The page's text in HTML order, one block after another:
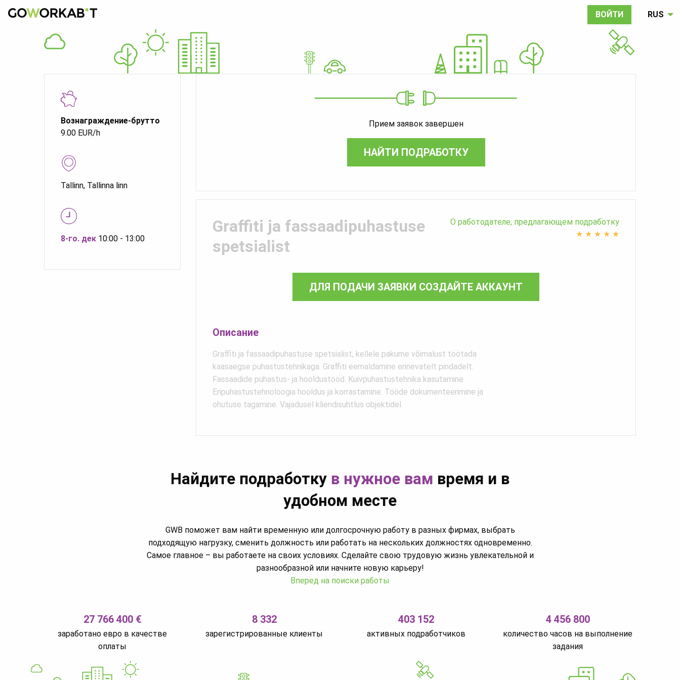
ВОЙТИ RUS
Вознаграждение-брутто
9.00 EUR/h
Tallinn, Tallinna linn
8-го. дек 10:00 - 13:00
Прием заявок завершен
НАЙТИ ПОДРАБОТКУ
Graffiti ja fassaadipuhastuse
spetsialist
О работодателе, предлагающем подработку
★ ★ ★ ★ ★
ДЛЯ ПОДАЧИ ЗАЯВКИ СОЗДАЙТЕ АККАУНТ
Описание
Graffiti ja fassaadipuhastuse spetsialist, kellele pakume võimalust töötada
kaasaegse puhastustehnikaga. Graffiti eemaldamine erinevatelt pindadelt.
Fassaadide puhastus- ja hooldustööd. Kuivpuhastustehnika kasutamine.
Eripuhastustehnoloogia hooldus ja korrastamine. Tööde dokumenteerimine ja
ohutuse tagamine. Vajadusel kliendisuhtlus objektidel.
Найдите подработку в нужное вам время и в
удобном месте
GWB поможет вам найти временную или долгосрочную работу в разных фирмах, выбрать
подходящую нагрузку, сменить должность или работать на нескольких должностях одновременно.
Самое главное – вы работаете на своих условиях. Сделайте свою трудовую жизнь увлекательной и
разнообразной или начните новую карьеру!
Вперед на поиски работы
27 766 400 €
заработано евро в качестве
оплаты
8 332
зарегистрированные клиенты
403 152
активных подработчиков
4 456 800
количество часов на выполнение
задания